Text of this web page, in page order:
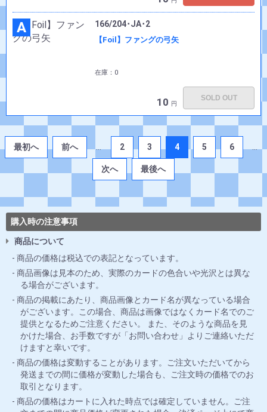
A 166/204･JA･2
【Foil】ファングの弓矢
在庫：0
10 円
SOLD OUT
最初へ 前へ 2 3 4 5 6
次へ 最後へ
購入時の注意事項
商品について
商品の価格は税込での表記となっています。
商品画像は見本のため、実際のカードの色合いや光沢とは異な
る場合がございます。
商品の掲載にあたり、商品画像とカード名が異なっている場合
がございます。この場合、商品は画像ではなくカード名でのご
提供となるためご注意ください。 また、そのような商品を見
かけた場合、お手数ですが「お問い合わせ」よりご連絡いただ
けますと幸いです。
商品の価格は変動することがあります。ご注文いただいてから
発送までの間に価格が変動した場合も、ご注文時の価格でのお
取引となります。
商品の価格はカートに入れた時点では確定していません。ご注